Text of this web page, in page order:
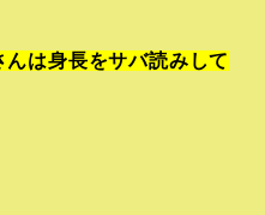
は身長をサバ読みして